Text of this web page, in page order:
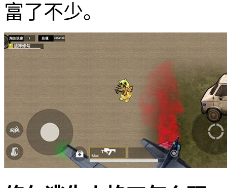
富了不少。